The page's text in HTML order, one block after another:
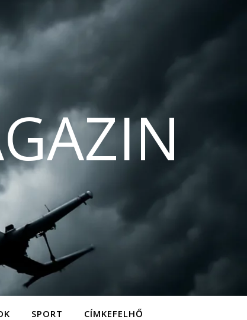
SPORT CÍMKEFELHŐ